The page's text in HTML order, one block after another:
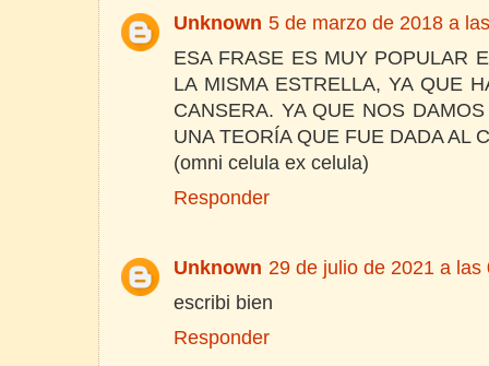
Unknown 5 de marzo de 2018 a
ESA FRASE ES MUY POPULAR
LA MISMA ESTRELLA, YA QUE
CANSERA. YA QUE NOS
UNA TEORÍA QUE FUE DADA AL
(omni celula ex celula)
Responder
Unknown 29 de julio de 2021 a las
escribi bien
Responder